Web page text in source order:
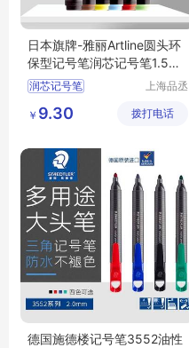
日本旗牌-雅丽Artline圆头环
保型记号笔润芯记号笔1.5m
m K-177N
润芯记号笔
环保型记号笔
上海品丞
公司
￥ 9.30 拨打电话
德国施德楼记号笔3552油性